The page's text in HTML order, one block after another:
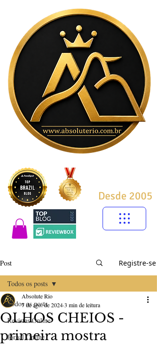
Desde 2005
Post Registre-se
Todos os posts
Revistas Online
Jornal Online
Todos os posts
OLHOS CHEIOS -
primeira mostra
Absolute Rio
7 de ago. de 20243 min de leitura